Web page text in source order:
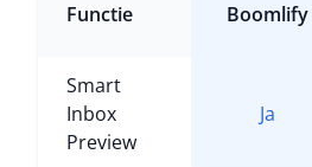
Functie Boomlify
Smart
Inbox
Preview
Ja